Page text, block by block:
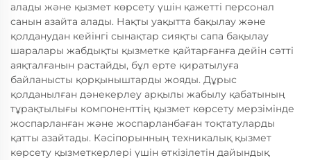
алады және қызмет көрсету үшін қажетті персонал
санын азайта алады. Нақты уақытта бақылау және
қолданудан кейінгі сынақтар сияқты сапа бақылау
шаралары жабдықты қызметке қайтарғанға дейін сәтті
аяқталғанын растайды, бұл ерте қиратылуға
байланысты қорқыныштарды жояды. Дұрыс
қолданылған дәнекерлеу арқылы жабылу қабатының
тұрақтылығы компоненттің қызмет көрсету мерзімінде
жоспарланған және жоспарланбаған тоқтатуларды
қатты азайтады. Кәсіпорынның техникалық қызмет
көрсету қызметкерлері үшін өткізілетін дайындық